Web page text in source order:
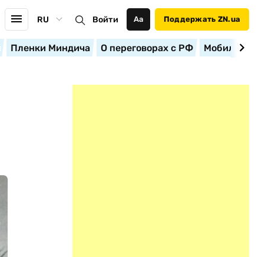
RU Войти Аа Поддержать ZN.ua
Пленки Миндича О переговорах с РФ